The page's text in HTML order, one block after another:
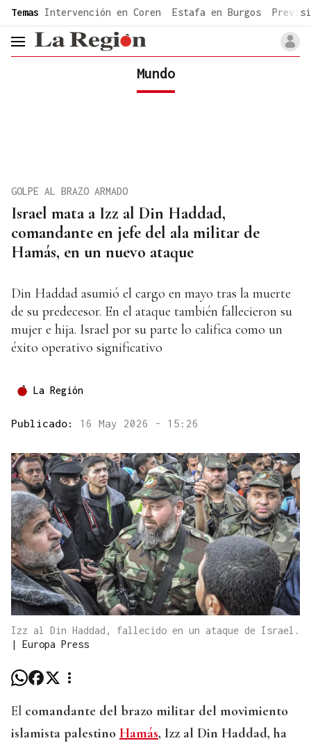
common.go-to-content
Temas Intervención en Coren Estafa en Burgos
header.menu.open
Mundo
Israel mata a Izz al Din Haddad,
comandante en jefe del ala militar de
Hamás, en un nuevo ataque
GOLPE AL BRAZO ARMADO
Din Haddad asumió el cargo en mayo tras la muerte
de su predecesor. En el ataque también fallecieron su
mujer e hija. Israel por su parte lo califica como un
éxito operativo significativo
La Región
Publicado: 16 May 2026 - 15:26
Izz al Din Haddad, fallecido en un ataque de Israel.
| Europa Press
El comandante del brazo militar del movimiento
islamista palestino Hamás, Izz al Din Haddad, ha